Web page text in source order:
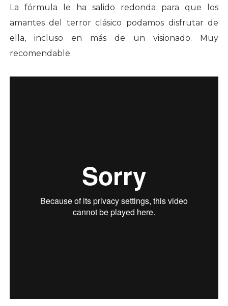
La fórmula le ha salido redonda para que los
amantes del terror clásico podamos disfrutar de
ella, incluso en más de un visionado. Muy
recomendable.